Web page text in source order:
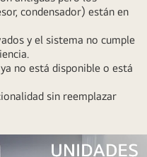
condensador) están en
y el sistema no cumple
no está disponible o está
sin reemplazar